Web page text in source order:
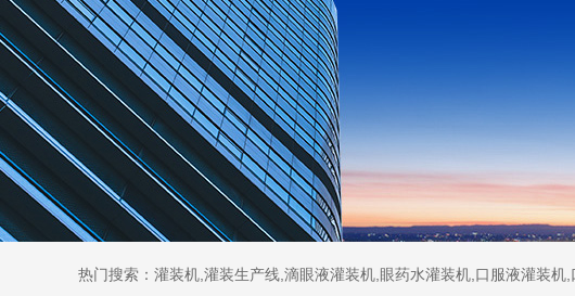
热门搜索：灌装机,灌装生产线,滴眼液灌装机,眼药水灌装机,口服液灌装机